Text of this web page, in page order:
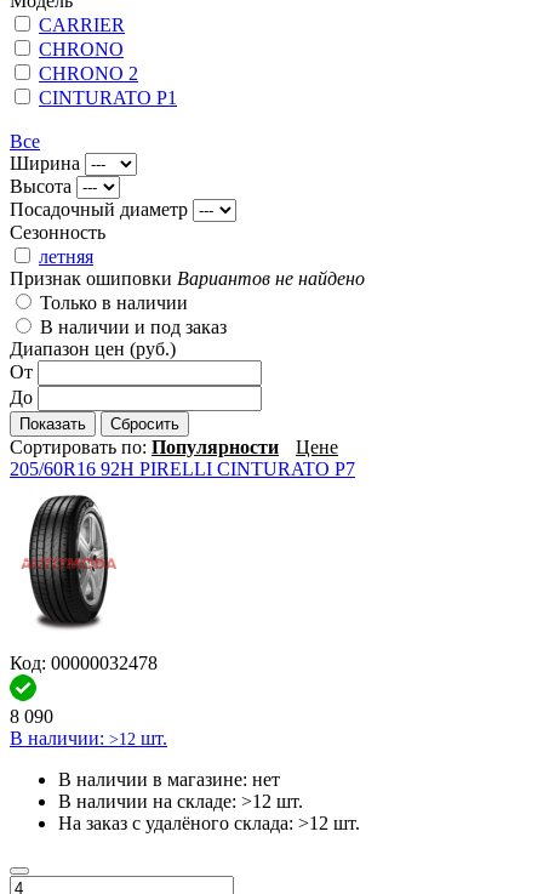
CARRIER
CHRONO
CHRONO 2
CINTURATO P1
Все
Ширина
Высота
Посадочный диаметр
Сезонность
летняя
Признак ошиповки Вариантов не найдено
Только в наличии
В наличии и под заказ
Диапазон цен (руб.)
От
До
Показать Сбросить
Сортировать по: Популярности
Цене
205/60R16 92H PIRELLI CINTURATO P7
Код: 00000032478
8 090
В наличии: >12 шт.
В наличии в магазине: нет
В наличии на складе: >12 шт.
На заказ с удалёного склада: >12 шт.